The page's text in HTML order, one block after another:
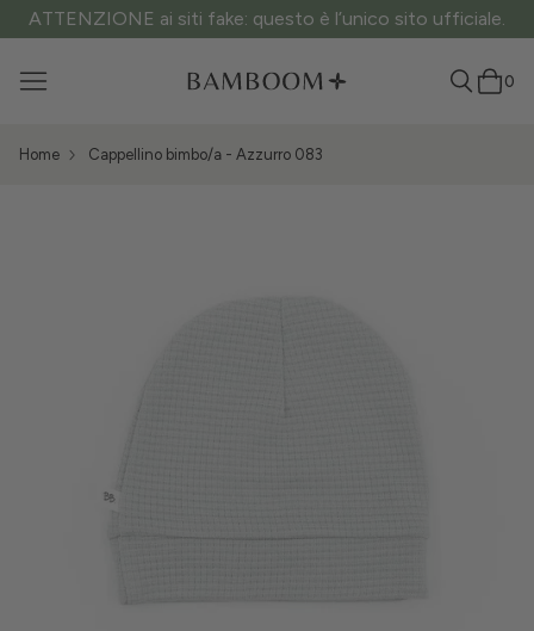
ATTENZIONE ai siti fake: questo è l’unico sito ufficiale.
0
Home Cappellino bimbo/a - Azzurro 083